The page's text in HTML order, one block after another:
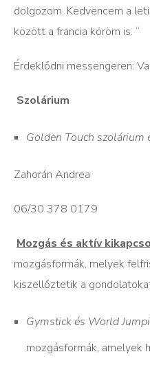
dolgozom. Kedvencem a
között a francia köröm is. “
Érdeklődni messengeren:
Szolárium
Golden Touch szolárium
Zahorán Andrea
06/30 378 0179
Mozgás és aktív
mozgásformák, melyek
kiszellőztetik a
Gymstick és World
mozgásformák, amelyek